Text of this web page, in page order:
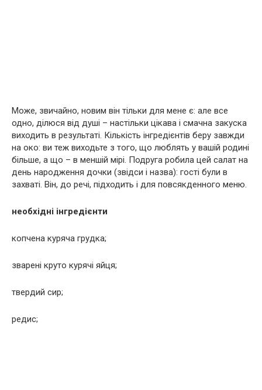
Може, звичайно, новим він тільки для мене є: але все
одно, ділюся від душі – настільки цікава і смачна закуска
виходить в результаті. Кількість інгредієнтів беру завжди
на око: ви теж виходьте з того, що люблять у вашій родині
більше, а що – в меншій мірі. Подруга робила цей салат на
день наpoдження дочки (звідси і назва): гості були в
захваті. Він, до речі, підходить і для повсякденного меню.
необхідні інгредієнти
копчена куряча грyдка;
зварені круто курячі яйця;
твердий сир;
редис;